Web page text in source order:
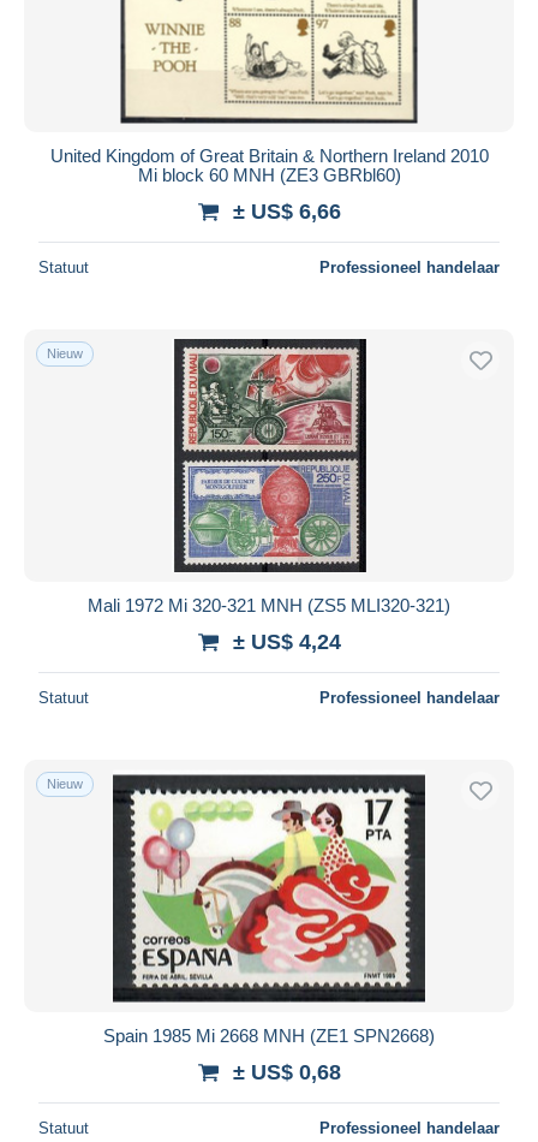
United Kingdom of Great Britain & Northern Ireland 2010
Mi block 60 MNH (ZE3 GBRbl60)
± US$ 6,66
Statuut Professioneel handelaar
Nieuw
Mali 1972 Mi 320-321 MNH (ZS5 MLI320-321)
± US$ 4,24
Statuut Professioneel handelaar
Nieuw
Spain 1985 Mi 2668 MNH (ZE1 SPN2668)
± US$ 0,68
Statuut Professioneel handelaar